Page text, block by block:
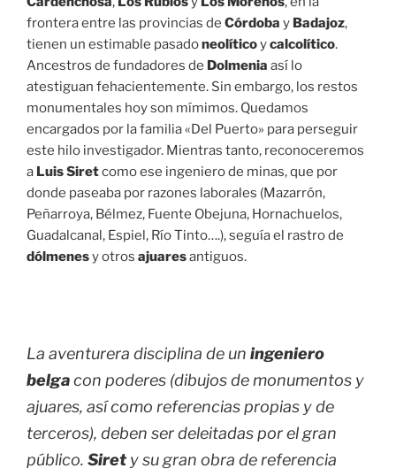
frontera entre las provincias de Córdoba y Badajoz,
tienen un estimable pasadoneolíticoycalcolítico.
Ancestros de fundadores de Dolmenia así lo
atestiguan fehacientemente. Sin embargo, los restos
monumentales hoy son mímimos. Quedamos
encargados por la familia «Del Puerto» para perseguir
este hilo investigador. Mientras tanto, reconoceremos
a Luis Siretcomo ese ingeniero de minas, que por
donde paseaba por razones laborales (Mazarrón,
Peñarroya, Bélmez, Fuente Obejuna, Hornachuelos,
Guadalcanal, Espiel, Río Tinto….), seguía el rastro de
dólmenesy otros ajuaresantiguos.
La aventurera disciplina de un ingeniero
belgacon poderes (dibujos de monumentos y
ajuares, así como referencias propias y de
terceros), deben ser deleitadas por el gran
público. Siret y su gran obra de referencia